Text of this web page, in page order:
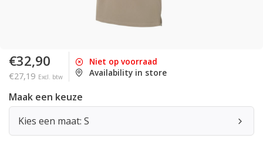
€32,90
€27,19 Excl. btw
Niet op voorraad
Availability in store
Maak een keuze
Kies een maat: S